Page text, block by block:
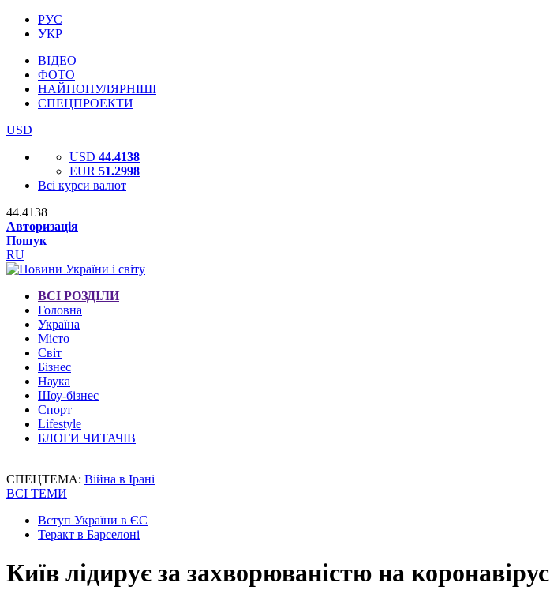
РУС
УКР
ВІДЕО
ФОТО
НАЙПОПУЛЯРНІШІ
СПЕЦПРОЕКТИ
USD
USD 44.4138
EUR 51.2998
Всі курси валют
44.4138
Авторизація
Пошук
RU
ВСІ РОЗДІЛИ
Головна
Україна
Місто
Світ
Бізнес
Наука
Шоу-бізнес
Спорт
Lifestyle
БЛОГИ ЧИТАЧІВ
СПЕЦТЕМА: Війна в Ірані
ВСІ ТЕМИ
Вступ України в ЄС
Теракт в Барселоні
Київ лідирує за захворюваністю на коронавірус